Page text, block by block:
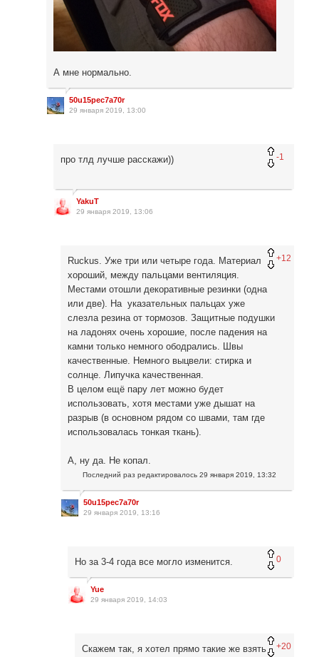
А мне нормально.
50u15pec7a70r
29 января 2019, 13:00
-1
про тлд лучше расскажи))
YakuT
29 января 2019, 13:06
+12
Ruckus. Уже три или четыре года. Материал
хороший, между пальцами вентиляция.
Местами отошли декоративные резинки (одна
или две). На указательных пальцах уже
слезла резина от тормозов. Защитные подушки
на ладонях очень хорошие, после падения на
камни только немного ободрались. Швы
качественные. Немного выцвели: стирка и
солнце. Липучка качественная.
В целом ещё пару лет можно будет
использовать, хотя местами уже дышат на
разрыв (в основном рядом со швами, там где
использовалась тонкая ткань).
А, ну да. Не копал.
Последний раз редактировалось 29 января 2019, 13:32
50u15pec7a70r
29 января 2019, 13:16
0
Но за 3-4 года все могло изменится.
Yue
29 января 2019, 14:03
+20
Скажем так, я хотел прямо такие же взять